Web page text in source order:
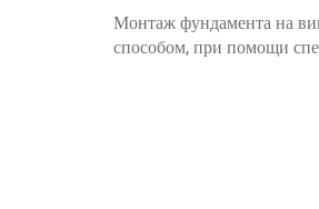
Монтаж фундамента на
способом, при помощи